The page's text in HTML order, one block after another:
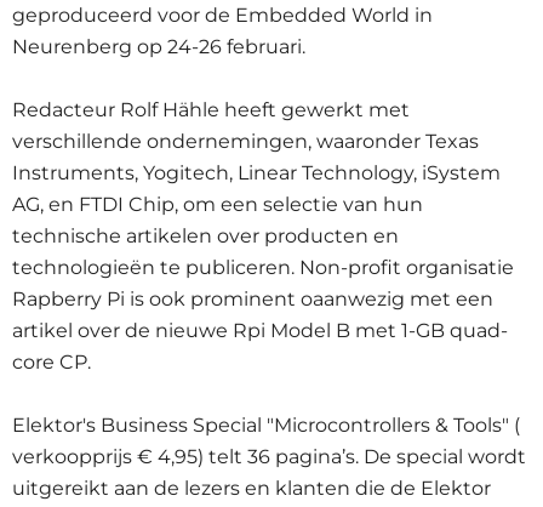
geproduceerd voor de Embedded World in
Neurenberg op 24-26 februari.
Redacteur Rolf Hähle heeft gewerkt met
verschillende ondernemingen, waaronder Texas
Instruments, Yogitech, Linear Technology, iSystem
AG, en FTDI Chip, om een selectie van hun
technische artikelen over producten en
technologieën te publiceren. Non-profit organisatie
Rapberry Pi is ook prominent oaanwezig met een
artikel over de nieuwe Rpi Model B met 1-GB quad-
core CP.
Elektor's Business Special "Microcontrollers & Tools" (
verkoopprijs € 4,95) telt 36 pagina’s. De special wordt
uitgereikt aan de lezers en klanten die de Elektor